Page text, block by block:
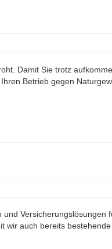
Damit Sie trotz
Betrieb gegen
Versicherungslösungen
wir auch bereits